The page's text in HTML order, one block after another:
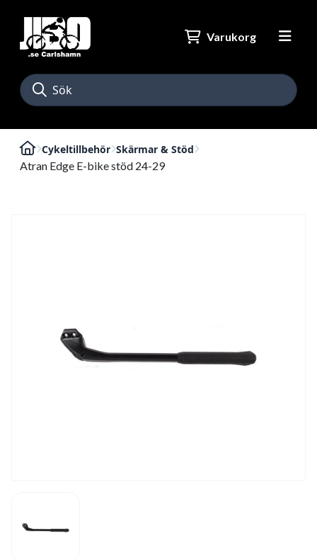
Varukorg
Cykeltillbehör Skärmar & Stöd
Atran Edge E-bike stöd 24-29